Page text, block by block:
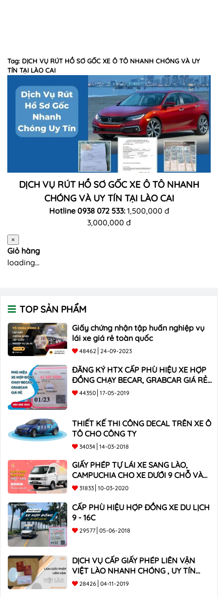
Tag: DỊCH VỤ RÚT HỒ SƠ GỐC XE Ô TÔ NHANH CHÓNG VÀ UY
TÍN TẠI LÀO CAI
DỊCH VỤ RÚT HỒ SƠ GỐC XE Ô TÔ NHANH
CHÓNG VÀ UY TÍN TẠI LÀO CAI
Hotline 0938 072 533:1,500,000 đ
3,000,000 đ
×
Giỏ hàng
loading...
TOP SẢN PHẨM
Giấy chứng nhận tập huấn nghiệp vụ
lái xe giá rẻ toàn quốc
48462 24-09-2023
ĐĂNG KÝ HTX CẤP PHÙ HIỆU XE HỢP
ĐỒNG CHẠY BECAR, GRABCAR GIÁ RẺ
NHẤT
44350 17-05-2019
THIẾT KẾ THI CÔNG DECAL TRÊN XE Ô
TÔ CHO CÔNG TY
34034 14-03-2018
GIẤY PHÉP TỰ LÁI XE SANG LÀO,
CAMPUCHIA CHO XE DƯỚI 9 CHỖ VÀ
XE BÁN TẢI
31833 10-03-2020
CẤP PHÙ HIỆU HỢP ĐỒNG XE DU LỊCH
9 - 16C
29577 05-06-2018
DỊCH VỤ CẤP GIẤY PHÉP LIÊN VẬN
VIỆT LÀO NHANH CHÓNG , UY TÍN
TOÀN QUỐC
28426 04-11-2019